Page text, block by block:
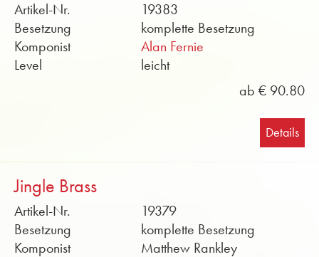
Artikel-Nr.
19383
Besetzung
komplette Besetzung
Komponist
Alan Fernie
Level
leicht
ab € 90.80
Details
Jingle Brass
Artikel-Nr.
19379
Besetzung
komplette Besetzung
Komponist
Matthew Rankley